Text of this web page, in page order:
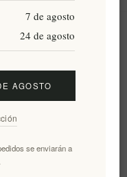
7 de agosto
24 de agosto
AGOSTO
se enviarán a